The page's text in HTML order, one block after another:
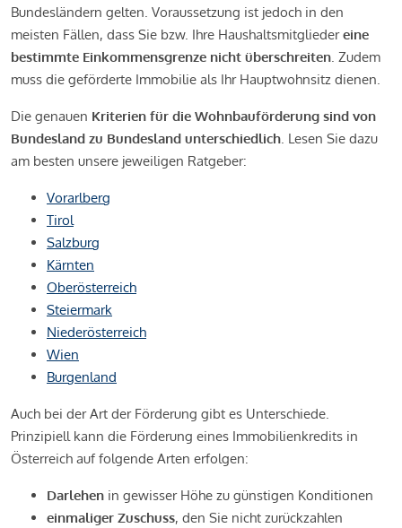
Bundesländern gelten. Voraussetzung ist jedoch in den
meisten Fällen, dass Sie bzw. Ihre Haushaltsmitgliedereine
bestimmte Einkommensgrenze nicht überschreiten. Zudem
muss die geförderte Immobilie als Ihr Hauptwohnsitz dienen.
Die genauen Kriterien für die Wohnbauförderung sind von
Bundesland zu Bundesland unterschiedlich. Lesen Sie dazu
am besten unsere jeweiligen Ratgeber:
Vorarlberg
Tirol
Salzburg
Kärnten
Oberösterreich
Steiermark
Niederösterreich
Wien
Burgenland
Auch bei der Art der Förderung gibt es Unterschiede.
Prinzipiell kann die Förderung eines Immobilienkredits in
Österreich auf folgende Arten erfolgen:
Darlehen in gewisser Höhe zu günstigen Konditionen
einmaliger Zuschuss, den Sie nicht zurückzahlen